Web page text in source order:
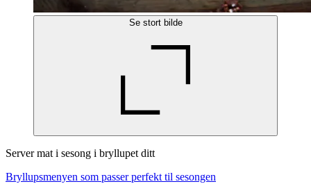
Se stort bilde
Server mat i sesong i bryllupet ditt
Bryllupsmenyen som passer perfekt til sesongen